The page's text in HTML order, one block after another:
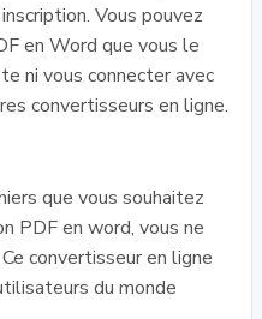
Vous pouvez
en Word que vous le
ni vous connecter avec
convertisseurs en ligne.
que vous souhaitez
PDF en word, vous ne
convertisseur en ligne
du monde